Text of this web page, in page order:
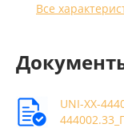
Все
UNI-XX-